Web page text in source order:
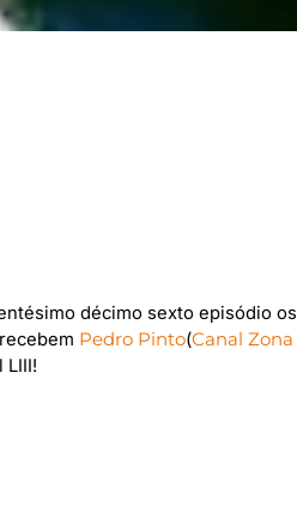
décimo sexto episódio os
recebem Pedro Pinto(Canal Zona
LIII!